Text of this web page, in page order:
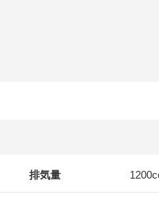
排気量 1200